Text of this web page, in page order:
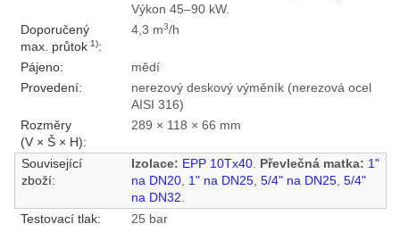
Výkon 45–90 kW.
Doporučený
max. průtok1):
4,3 m3/h
Pájeno:
mědí
Provedení:
nerezový deskový výměník (nerezová ocel
AISI 316)
Rozměry
(V × Š × H):
289 × 118 × 66 mm
Související
zboží:
Izolace: EPP 10Tx40. Převlečná matka: 1"
na DN20, 1" na DN25, 5/4" na DN25, 5/4"
na DN32.
Testovací tlak:
25 bar